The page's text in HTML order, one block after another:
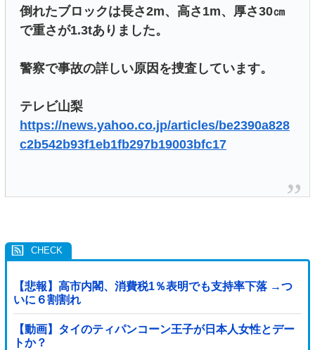
倒れたブロックは長さ2m、高さ1m、厚さ30㎝
で重さが1.3tありました。
警察で事故の詳しい原因を捜査しています。
テレビ山梨
https://news.yahoo.co.jp/articles/be2390a828
c2b542b93f1eb1fb297b19003bfc17
【悲報】高市内閣、消費税1％表明でも支持率下落 →つ
いに６割割れ
【動画】タイのティパンコーン王子が日本人女性とデー
トか？